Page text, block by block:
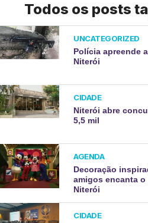
Todos os posts
UNCATEGORIZED
Polícia apreende
Niterói
CIDADE
Niterói abre
5,5 mil
AGENDA
Decoração
amigos encanta
Niterói
CIDADE